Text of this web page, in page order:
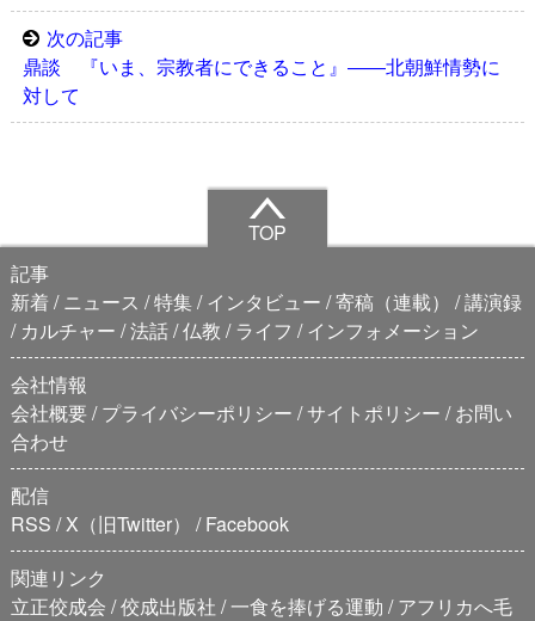
次の記事
鼎談 『いま、宗教者にできること』――北朝鮮情勢に
対して
TOP
記事
新着
ニュース 特集 インタビュー 寄稿（連載）
講演録
カルチャー 法話 仏教 ライフ
インフォメーション
会社情報
会社概要 プライバシーポリシー サイトポリシー
お問い
合わせ
配信
RSS X（旧Twitter）
Facebook
関連リンク
立正佼成会 佼成出版社 一食を捧げる運動 アフリカへ毛